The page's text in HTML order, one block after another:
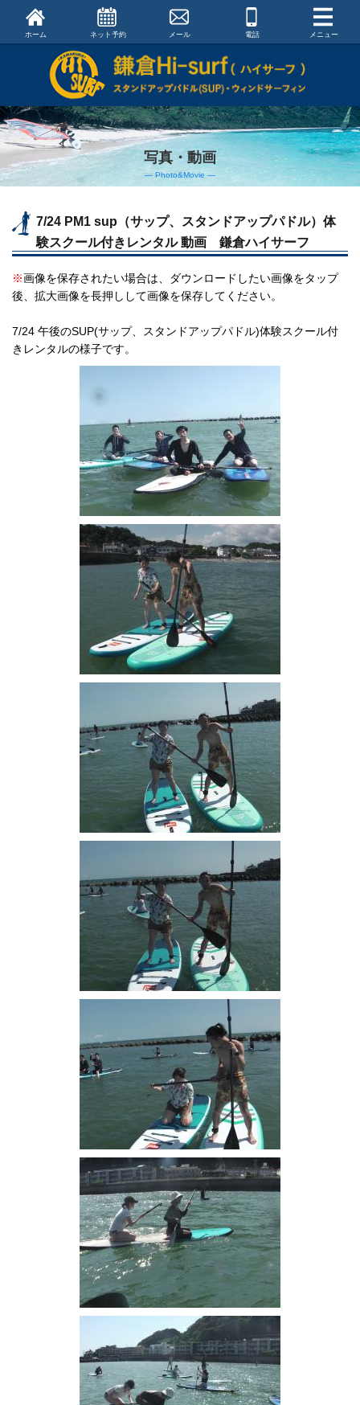
ホーム ネット予約 メール 電話 メニュー
写真・動画
― Photo&Movie ―
7/24 PM1 sup（サップ、スタンドアップパドル）体
験スクール付きレンタル 動画 鎌倉ハイサーフ
※画像を保存されたい場合は、ダウンロードしたい画像をタップ
後、拡大画像を長押しして画像を保存してください。
7/24 午後のSUP(サップ、スタンドアップパドル)体験スクール付
きレンタルの様子です。